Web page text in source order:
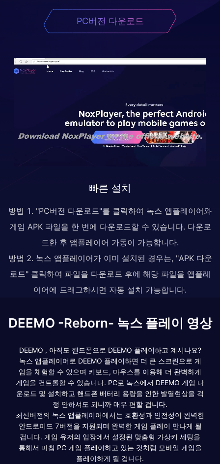
PC버전 다운로드
빠른 설치
방법 1. "PC버전 다운로드"를 클릭하여 녹스 앱플레이어와
게임 APK 파일을 한 번에 다운로드할 수 있습니다. 다운로
드한 후 앱플레이어 가동이 가능합니다.
방법 2. 녹스 앱플레이어가 이미 설치된 경우는, "APK 다운
로드" 클릭하여 파일을 다운로드 후에 해당 파일을 앱플레
이어에 드래그하시면 자동 설치 가능합니다.
DEEMO -Reborn- 녹스 플레이 영상
DEEMO , 아직도 핸드폰으로 DEEMO 플레이하고 계시나요?
녹스 앱플레이어로 DEEMO 플레이하면 더 큰 스크린으로 게
임을 체험할 수 있으며 키보드, 마우스를 이용해 더 완벽하게
게임을 컨트롤할 수 있습니다. PC로 녹스에서 DEEMO 게임 다
운로드 및 설치하고 핸드폰 배터리 용량을 인한 발열현상을 걱
정 안하셔도 되니까 매우 편할 겁니다.
최신버전의 녹스 앱플레이어에서는 호환성과 안전성이 완벽한
안드로이드 7버전을 지원되며 완벽한 게임 플레이 만나게 될
겁니다. 게임 유저의 입장에서 설정된 맞춤형 가상키 세팅을
통해서 마침 PC 게임 플레이하고 있는 것처럼 모바일 게임을
플레이하게 될 겁니다.